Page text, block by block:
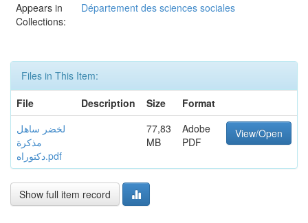
Appears in
Collections:
Département des sciences sociales
Files in This Item:
File
Description Size
Format
لخضر ساهل
مذكرة
دكتوراه.pdf
77,83
MB
Adobe
PDF
View/Open
Show full item record